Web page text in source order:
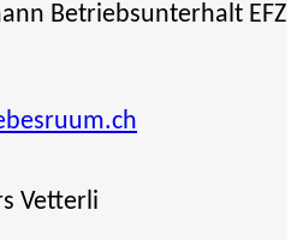
Betriebsunterhalt EFZ